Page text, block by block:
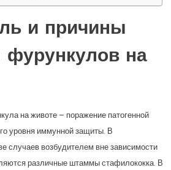
и причины
фурункулов на
на животе – поражение патогенной
уровня иммунной защиты. В
случаев возбудителем вне зависимости
различные штаммы стафилококка. В